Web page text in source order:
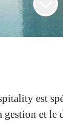
est
gestion et le